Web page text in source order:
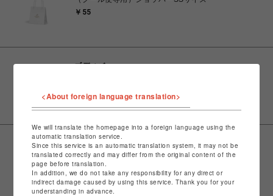
￥55
ゴディバ
ゴディバ
（クール便専用）ショッパーMサイズ
￥88
<About foreign language translation>
We will translate the homepage into a foreign language using the
automatic translation service.
Since this service is an automatic translation system, it may not be
translated correctly and may differ from the original content of the
page before translation.
In addition, we do not take any responsibility for any direct or
indirect damage caused by using this service. Thank you for your
understanding in advance.